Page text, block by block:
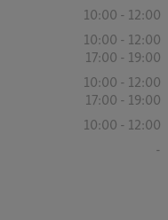
10:00 - 12:00
10:00 - 12:00
17:00 - 19:00
10:00 - 12:00
17:00 - 19:00
10:00 - 12:00
-